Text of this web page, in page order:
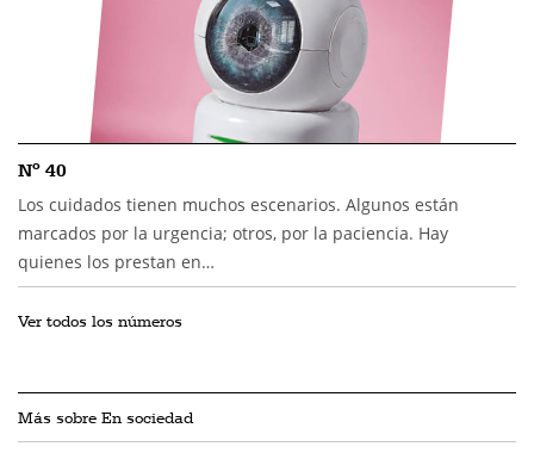
Nº 40
Los cuidados tienen muchos escenarios. Algunos están
marcados por la urgencia; otros, por la paciencia. Hay
quienes los prestan en…
Ver todos los números
Más sobre En sociedad